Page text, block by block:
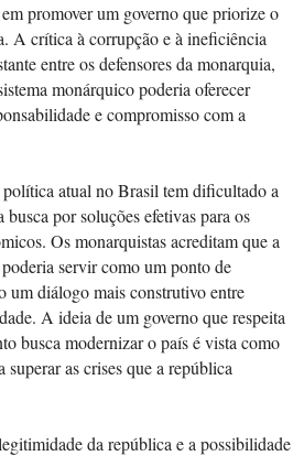
promover um governo que priorize o
A crítica à corrupção e à ineficiência
entre os defensores da monarquia,
monárquico poderia oferecer
e compromisso com a
atual no Brasil tem dificultado a
busca por soluções efetivas para os
Os monarquistas acreditam que a
servir como um ponto de
um diálogo mais construtivo entre
A ideia de um governo que respeita
busca modernizar o país é vista como
as crises que a república
da república e a possibilidade